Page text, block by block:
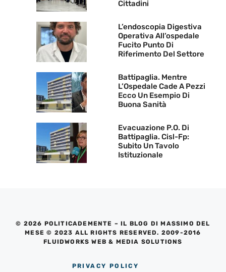
Cittadini
L’endoscopia Digestiva
Operativa All’ospedale
Fucito Punto Di
Riferimento Del Settore
Battipaglia. Mentre
L’Ospedale Cade A Pezzi
Ecco Un Esempio Di
Buona Sanità
Evacuazione P.O. Di
Battipaglia. Cisl-Fp:
Subito Un Tavolo
Istituzionale
© 2026 POLITICADEMENTE – IL BLOG DI MASSIMO DEL
MESE © 2023 ALL RIGHTS RESERVED. 2009-2016
FLUIDWORKS WEB & MEDIA SOLUTIONS
PRIVACY POLICY